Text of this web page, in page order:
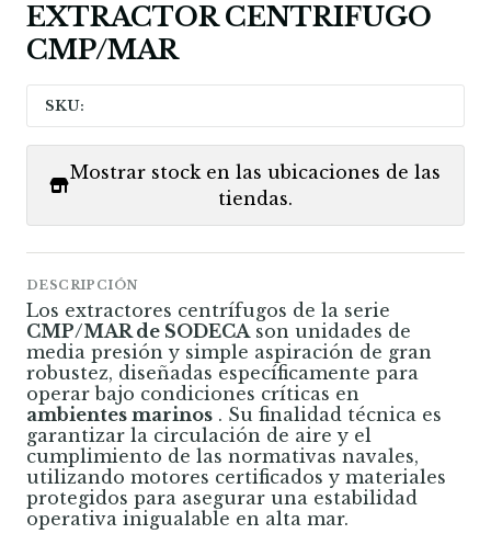
EXTRACTOR CENTRIFUGO
CMP/MAR
SKU:
Mostrar stock en las ubicaciones de las
tiendas.
DESCRIPCIÓN
Los extractores centrífugos de la serie
CMP/MAR de SODECAson unidades de
media presión y simple aspiración de gran
robustez, diseñadas específicamente para
operar bajo condiciones críticas en
ambientes marinos . Su finalidad técnica es
garantizar la circulación de aire y el
cumplimiento de las normativas navales,
utilizando motores certificados y materiales
protegidos para asegurar una estabilidad
operativa inigualable en alta mar.